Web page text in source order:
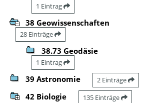
1 Eintrag
38 Geowissenschaften
28 Einträge
38.73 Geodäsie
1 Eintrag
39 Astronomie 2 Einträge
42 Biologie 135 Einträge